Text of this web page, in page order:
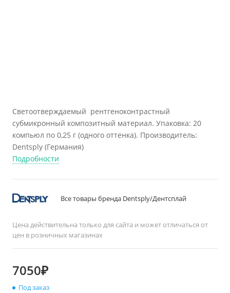
Светоотверждаемый рентгеноконтрастный
субмикронный композитный материал. Упаковка: 20
компьюл по 0,25 г (одного оттенка). Производитель:
Dentsply (Германия)
Подробности
Все товары бренда Dentsply/Дентcплай
Цена действительна только для сайта и может отличаться от
цен в розничных магазинах
7050₽
Под заказ